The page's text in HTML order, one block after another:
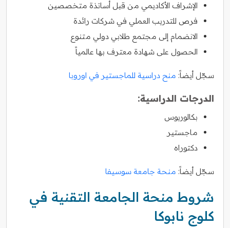
الإشراف الأكاديمي من قبل أساتذة متخصصين
فرص للتدريب العملي في شركات رائدة
الانضمام إلى مجتمع طلابي دولي متنوع
الحصول على شهادة معترف بها عالمياً
سجّل أيضاً: منح دراسية للماجستير في اوروبا
الدرجات الدراسية:
بكالوريوس
ماجستير
دكتوراه
سجّل أيضاً: منحة جامعة سوسيفا
شروط منحة الجامعة التقنية في
كلوج نابوكا